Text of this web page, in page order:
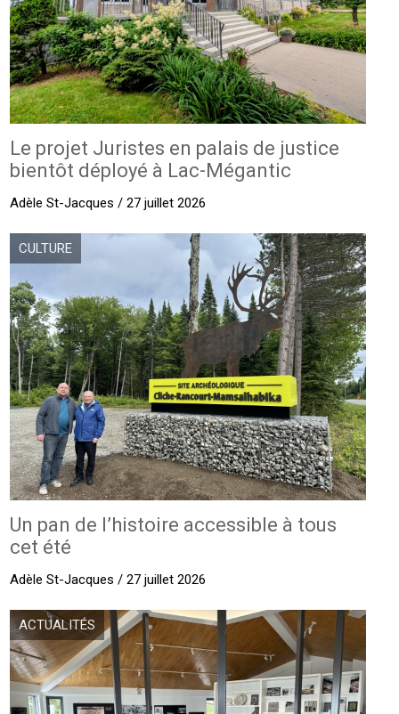
Le projet Juristes en palais de justice
bientôt déployé à Lac-Mégantic
Adèle St-Jacques / 27 juillet 2026
CULTURE
Un pan de l’histoire accessible à tous
cet été
Adèle St-Jacques / 27 juillet 2026
ACTUALITÉS